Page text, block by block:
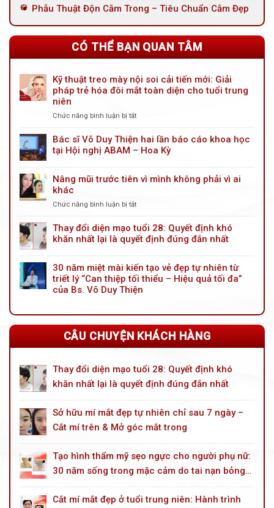
Phẫu Thuật Độn Cằm Trong – Tiêu Chuẩn Cằm Đẹp
CÓ THỂ BẠN QUAN TÂM
Kỹ thuật treo mày nội soi cải tiến mới: Giải
pháp trẻ hóa đôi mắt toàn diện cho tuổi trung
niên
Chức năng bình luận bị tắt
thuật
treo
soi
pháp
trẻ
mắt
toàn
diện
tuổi
trung
niên
Bác sĩ Võ Duy Thiện hai lần báo cáo khoa học
tại Hội nghị ABAM – Hoa Kỳ
Nâng mũi trước tiên vì mình không phải vì ai
khác
Chức năng bình luận bị tắt
mũi
trước
mình
không
phải
Thay đổi diện mạo tuổi 28: Quyết định khó
khăn nhất lại là quyết định đúng đắn nhất
30 năm miệt mài kiến tạo vẻ đẹp tự nhiên từ
triết lý “Can thiệp tối thiểu – Hiệu quả tối đa”
của Bs. Võ Duy Thiện
CÂU CHUYỆN KHÁCH HÀNG
Thay đổi diện mạo tuổi 28: Quyết định khó
khăn nhất lại là quyết định đúng đắn nhất
Sở hữu mí mắt đẹp tự nhiên chỉ sau 7 ngày –
Cắt mí trên & Mở góc mắt trong
Tạo hình thẩm mỹ sẹo ngực cho người phụ nữ:
30 năm sống trong mặc cảm do tai nạn bỏng
Cắt mí mắt đẹp ở tuổi trung niên: Hành trình